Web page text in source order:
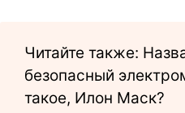
Читайте также:
безопасный
такое, Илон Маск?